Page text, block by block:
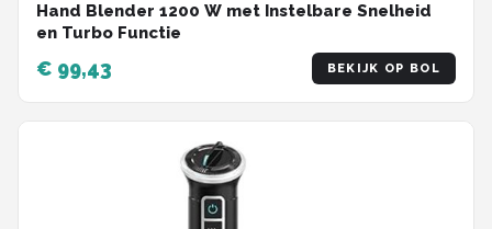
Hand Blender 1200 W met Instelbare Snelheid
en Turbo Functie
€ 99,43 BEKIJK OP BOL